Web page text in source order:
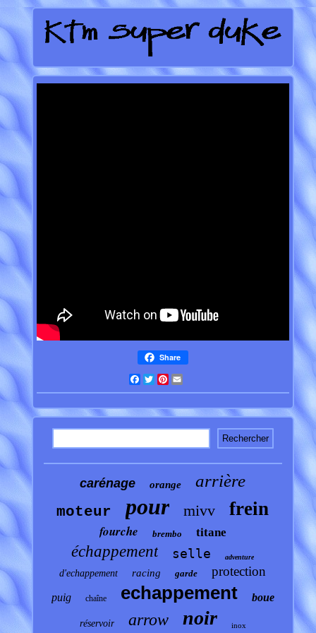
Share
Facebook
TwitterPinterest
carénage orange arrière
moteur pour mivv frein
fourche brembo titane
échappement selle adventure
d'echappement racing garde protection
puig chaîne echappement boue
réservoir arrow noir inox